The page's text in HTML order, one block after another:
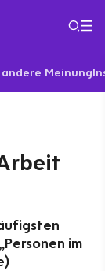
andere Meinung
im